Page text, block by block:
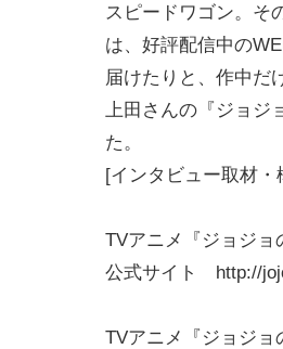
スピードワゴン。そ
は、好評配信中の
届けたりと、作中だ
上田さんの『ジョジ
た。
[インタビュー取材・
TVアニメ『ジョジョ
公式サイト http://
TVアニメ『ジョジョ